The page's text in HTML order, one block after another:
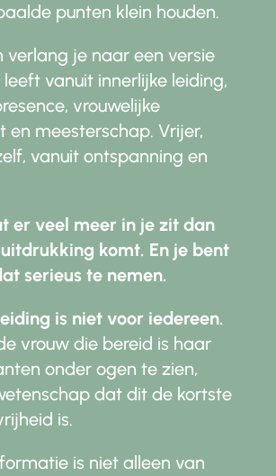
punten klein houden.
verlang je naar een versie
vanuit innerlijke leiding,
vrouwelijke
en meesterschap. Vrijer,
vanuit ontspanning en
er veel meer in je zit dan
komt. En je bent
serieus te nemen.
is niet voor iedereen.
vrouw die bereid is haar
onder ogen te zien,
dat dit de kortste
is.
is niet alleen van